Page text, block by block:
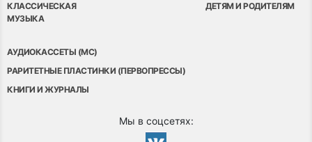
КЛАССИЧЕСКАЯ
МУЗЫКА
ДЕТЯМ И РОДИТЕЛЯМ
АУДИОКАССЕТЫ (MC)
РАРИТЕТНЫЕ ПЛАСТИНКИ (ПЕРВОПРЕССЫ)
КНИГИ И ЖУРНАЛЫ
Мы в соцсетях: